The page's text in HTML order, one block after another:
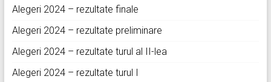
Alegeri 2024 – rezultate finale
Alegeri 2024 – rezultate preliminare
Alegeri 2024 – rezultate turul al II-lea
Alegeri 2024 – rezultate turul I